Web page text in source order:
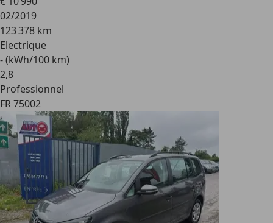
02/2019
123 378 km
Electrique
- (kWh/100 km)
2,8
Professionnel
FR 75002